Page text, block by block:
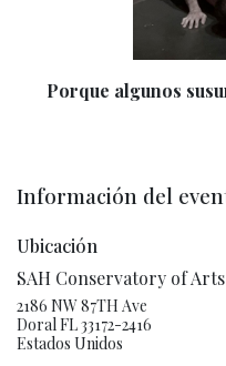
Porque algunos
Información del
Ubicación
SAH Conservatory of
2186 NW 87TH Ave
Doral FL 33172-2416
Estados Unidos